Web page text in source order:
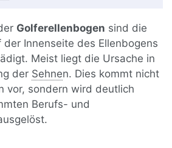
Golferellenbogen sind die
Innenseite des Ellenbogens
Meist liegt die Ursache in
der Sehnen. Dies kommt nicht
vor, sondern wird deutlich
Berufs- und